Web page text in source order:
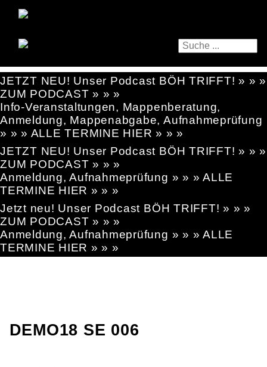
JETZT NEU! Unser Podcast BÖH TRIFFT! » » »
ZUM PODCAST » » »
Info-Veranstaltungen, Mappenberatung,
Anmeldung, Mappenabgabe, Aufnahmeprüfung
» » » ALLE TERMINE HIER » » »
JETZT NEU! Unser Podcast BÖH TRIFFT! » » »
ZUM PODCAST » » »
Anmeldung, Aufnahmeprüfung » » » ALLE
TERMINE HIER » » »
Jetzt neu! Unser Podcast BÖH TRIFFT! » » »
ZUM PODCAST » » »
Anmeldung, Aufnahmeprüfung » » » ALLE
TERMINE HIER » » »
DEMO18 SE 006